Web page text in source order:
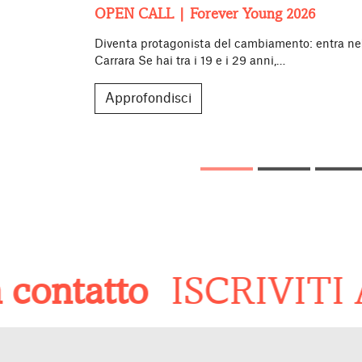
OPEN CALL | Forever Young 2026
Diventa protagonista del cambiamento: entra
Carrara Se hai tra i 19 e i 29 anni,…
Approfondisci
ISCRIVITI